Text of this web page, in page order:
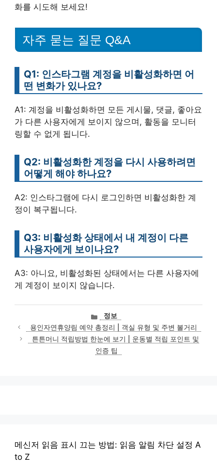
화를 시도해 보세요!
자주 묻는 질문 Q&A
Q1: 인스타그램 계정을 비활성화하면 어
떤 변화가 있나요?
A1: 계정을 비활성화하면 모든 게시물, 댓글, 좋아요
가 다른 사용자에게 보이지 않으며, 활동을 모니터
링할 수 없게 됩니다.
Q2: 비활성화한 계정을 다시 사용하려면
어떻게 해야 하나요?
A2: 인스타그램에 다시 로그인하면 비활성화한 계
정이 복구됩니다.
Q3: 비활성화 상태에서 내 계정이 다른
사용자에게 보이나요?
A3: 아니요, 비활성화된 상태에서는 다른 사용자에
게 계정이 보이지 않습니다.
카
테
고
리
정보
용인자연휴양림 예약 총정리 | 객실 유형 및 주변 볼거리
튼튼머니 적립방법 한눈에 보기 | 운동별 적립 포인트 및
인증 팁
메신저 읽음 표시 끄는 방법: 읽음 알림 차단 설정 A
to Z